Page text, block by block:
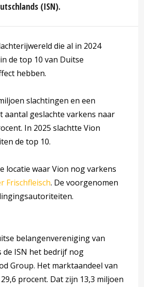
(ISN).
die al in 2024
de top 10 van Duitse
hebben.
slachtingen en een
aantal geslachte varkens naar
In 2025 slachtte Vion
de top 10.
locatie waar Vion nog varkens
Frischfleisch. De voorgenomen
belangenvereniging van
ISN het bedrijf nog
Group. Het marktaandeel van
procent. Dat zijn 13,3 miljoen